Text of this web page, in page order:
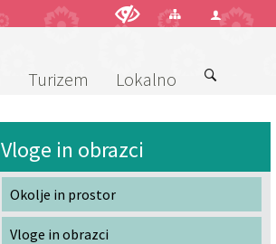
Turizem Lokalno
Vloge in obrazci
Okolje in prostor
Vloge in obrazci